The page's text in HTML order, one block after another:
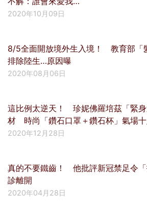
2020年10月09日
8/5全面開放境外生入境！ 教育部「
排除陸生…原因曝
2020年08月06日
這比例太逆天！ 珍妮佛羅培茲「緊
材 時尚「鑽石口罩＋鑽石杯」氣場十
2020年12月28日
真的不要鐵齒！ 他批評新冠禁足令
診離開
2020年04月28日